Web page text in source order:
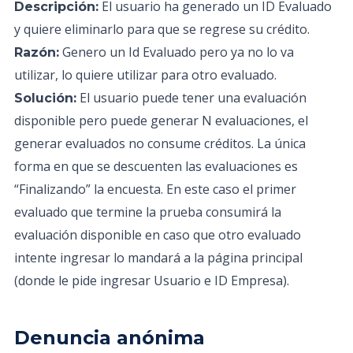
Descripción: El usuario ha generado un ID Evaluado
y quiere eliminarlo para que se regrese su crédito.
Razón: Genero un Id Evaluado pero ya no lo va
utilizar, lo quiere utilizar para otro evaluado.
Solución: El usuario puede tener una evaluación
disponible pero puede generar N evaluaciones, el
generar evaluados no consume créditos. La única
forma en que se descuenten las evaluaciones es
“Finalizando” la encuesta. En este caso el primer
evaluado que termine la prueba consumirá la
evaluación disponible en caso que otro evaluado
intente ingresar lo mandará a la página principal
(donde le pide ingresar Usuario e ID Empresa).
Denuncia anónima